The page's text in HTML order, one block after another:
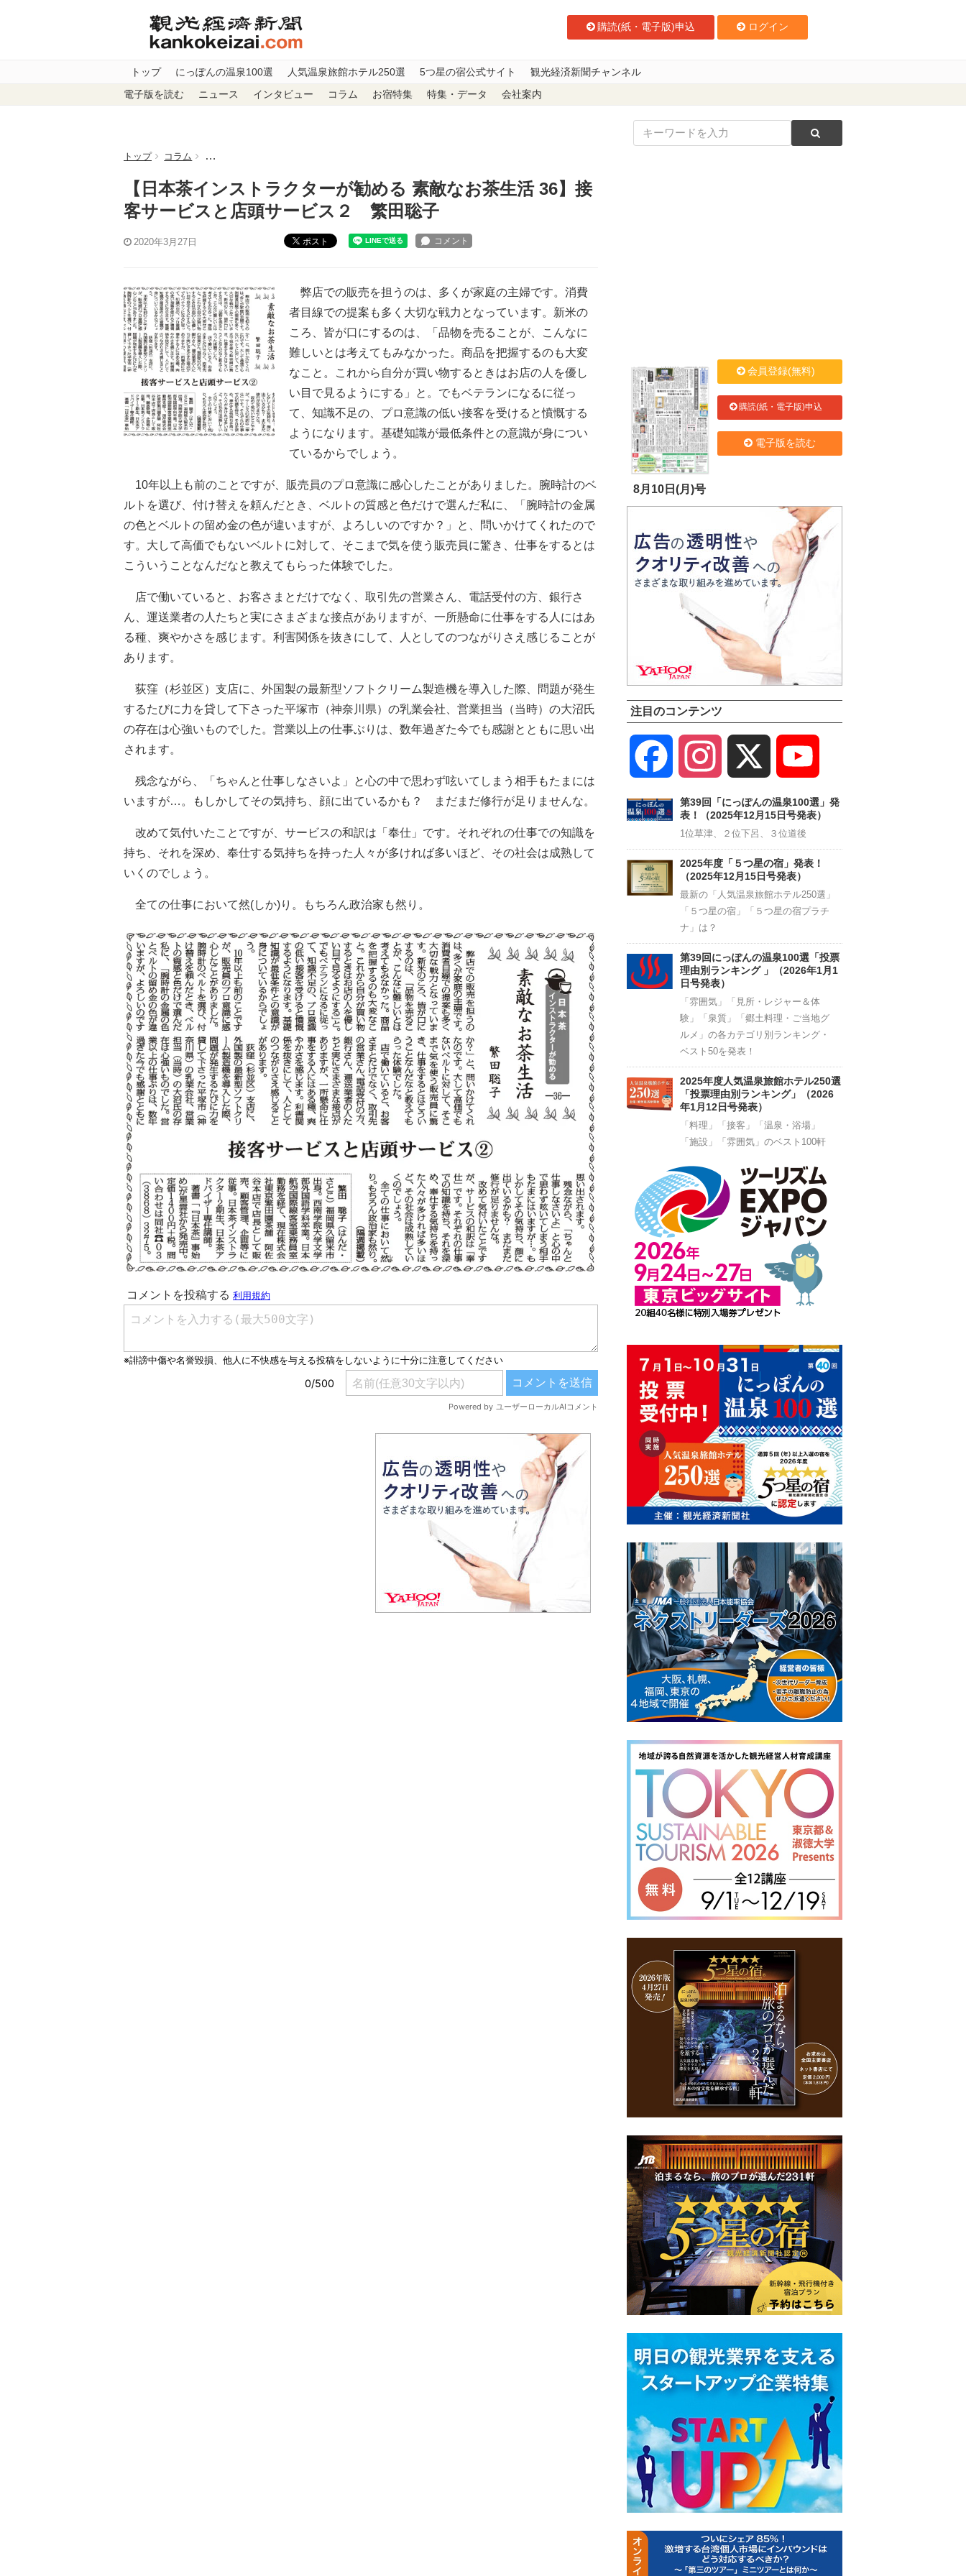
購読(紙・電子版)申込 ログイン
トップ にっぽんの温泉100選 人気温泉旅館ホテル250選 5つ星の宿公式サイト 観光経済新聞チャンネル
電子版を読む ニュース インタビュー コラム お宿特集 特集・データ 会社案内
トップ コラム 【日本茶インストラクターが勧める 素敵なお茶生活 36】接客サービスと店頭サービス２ 繁田聡子
【日本茶インストラクターが勧める 素敵なお茶生活 36】接
客サービスと店頭サービス２ 繁田聡子
2020年3月27日 ポスト
弊店での販売を担うのは、多くが家庭の主婦です。消費
者目線での提案も多く大切な戦力となっています。新米の
ころ、皆が口にするのは、「品物を売ることが、こんなに
難しいとは考えてもみなかった。商品を把握するのも大変
なこと。これから自分が買い物するときはお店の人を優し
い目で見るようにする」と。でもベテランになるに従っ
て、知識不足の、プロ意識の低い接客を受けると憤慨する
ようになります。基礎知識が最低条件との意識が身につい
ているからでしょう。
10年以上も前のことですが、販売員のプロ意識に感心したことがありました。腕時計のベ
ルトを選び、付け替えを頼んだとき、ベルトの質感と色だけで選んだ私に、「腕時計の金属
の色とベルトの留め金の色が違いますが、よろしいのですか？」と、問いかけてくれたので
す。大して高価でもないベルトに対して、そこまで気を使う販売員に驚き、仕事をするとは
こういうことなんだなと教えてもらった体験でした。
店で働いていると、お客さまとだけでなく、取引先の営業さん、電話受付の方、銀行さ
ん、運送業者の人たちと実にさまざまな接点がありますが、一所懸命に仕事をする人にはあ
る種、爽やかさを感じます。利害関係を抜きにして、人としてのつながりさえ感じることが
あります。
荻窪（杉並区）支店に、外国製の最新型ソフトクリーム製造機を導入した際、問題が発生
するたびに力を貸して下さった平塚市（神奈川県）の乳業会社、営業担当（当時）の大沼氏
の存在は心強いものでした。営業以上の仕事ぶりは、数年過ぎた今でも感謝とともに思い出
されます。
残念ながら、「ちゃんと仕事しなさいよ」と心の中で思わず呟いてしまう相手もたまには
いますが…。もしかしてその気持ち、顔に出ているかも？ まだまだ修行が足りませんな。
改めて気付いたことですが、サービスの和訳は「奉仕」です。それぞれの仕事での知識を
持ち、それを深め、奉仕する気持ちを持った人々が多ければ多いほど、その社会は成熟して
いくのでしょう。
全ての仕事において然(しか)り。もちろん政治家も然り。
8月10日(月)号
会員登録(無料)
購読(紙・電子版)申込
電子版を読む
注目のコンテンツ
Facebook Instagram
Channel
第39回「にっぽんの温泉100選」発
表！（2025年12月15日号発表）
1位草津、２位下呂、３位道後
2025年度「５つ星の宿」発表！
（2025年12月15日号発表）
最新の「人気温泉旅館ホテル250選」
「５つ星の宿」「５つ星の宿プラチ
ナ」は？
第39回にっぽんの温泉100選「投票
理由別ランキング 」（2026年1月1
日号発表）
「雰囲気」「見所・レジャー＆体
験」「泉質」「郷土料理・ご当地グ
ルメ」の各カテゴリ別ランキング・
ベスト50を発表！
2025年度人気温泉旅館ホテル250選
「投票理由別ランキング」（2026
年1月12日号発表）
「料理」「接客」「温泉・浴場」
「施設」「雰囲気」のベスト100軒